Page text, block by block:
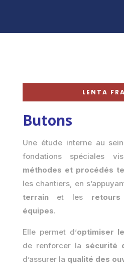
LENTA
Butons
Une étude interne au
fondations spéciales
méthodes et procédés
les chantiers, en
terrainet les
équipes.
Elle permet d’optimiser
de renforcer la sécurité
d’assurer la qualité des